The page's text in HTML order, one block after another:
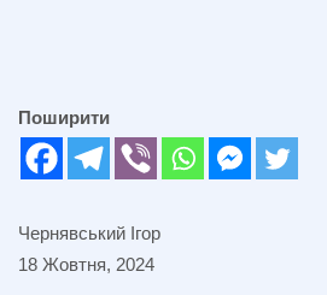
Поширити
Чернявський Ігор
18 Жовтня, 2024